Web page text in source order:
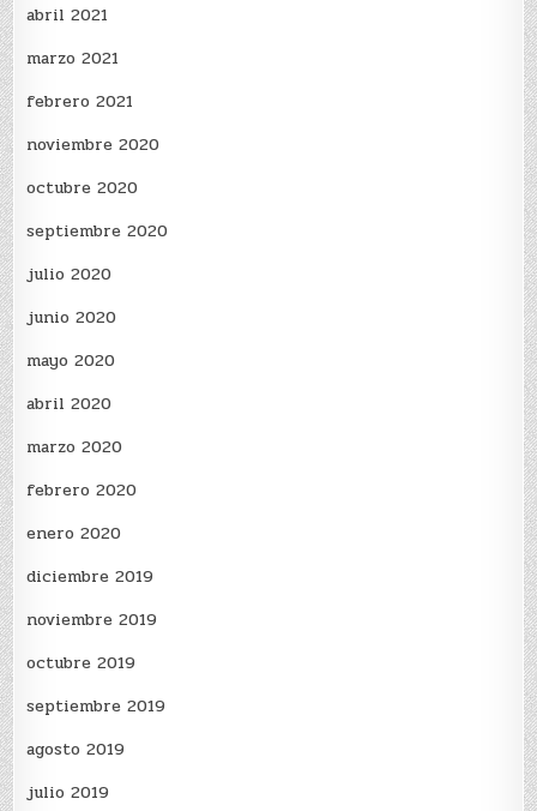
abril 2021
marzo 2021
febrero 2021
noviembre 2020
octubre 2020
septiembre 2020
julio 2020
junio 2020
mayo 2020
abril 2020
marzo 2020
febrero 2020
enero 2020
diciembre 2019
noviembre 2019
octubre 2019
septiembre 2019
agosto 2019
julio 2019